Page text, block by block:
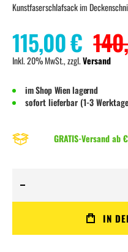
Kunstfaserschlafsack im
115,00 €
Inkl. 20% MwSt., zzgl.Versand
im Shop Wien lagernd
sofort lieferbar (1-3
GRATIS-Versand ab
IN